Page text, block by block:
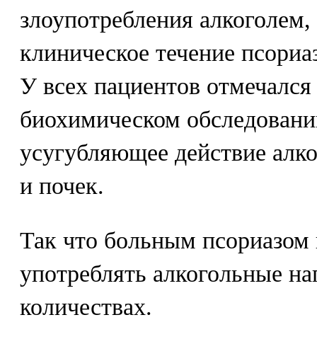
злоупотребления
клиническое течение
У всех пациентов
биохимическом
усугубляющее действие
и почек.
Так что больным псориазом
употреблять алкогольные
количествах.